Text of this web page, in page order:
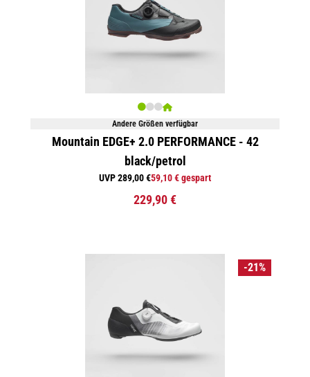
Andere Größen verfügbar
Mountain EDGE+ 2.0 PERFORMANCE - 42
black/petrol
UVP 289,00 €59,10 € gespart
229,90 €
-21%